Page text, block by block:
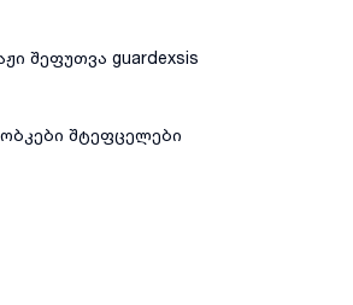
შეფუთვა guardexsis
შტეფცელები